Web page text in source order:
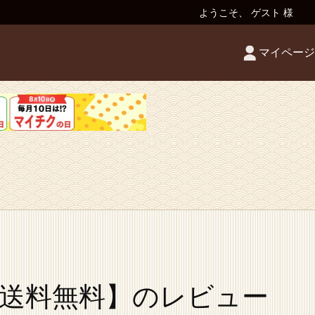
ようこそ、 ゲスト 様
マイページ
料無料】のレビュー